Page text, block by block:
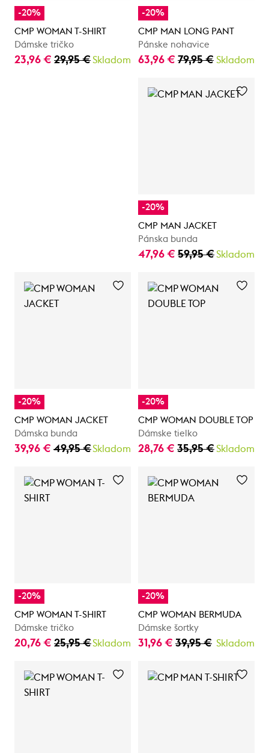
-20%
CMP WOMAN T-SHIRT
Dámske tričko
23,96 € 29,95 €Skladom
-20%
CMP MAN LONG PANT
Pánske nohavice
63,96 € 79,95 € Skladom
-20%
CMP MAN JACKET
Pánska bunda
47,96 € 59,95 €Skladom
-20%
CMP WOMAN JACKET
Dámska bunda
39,96 € 49,95 €Skladom
-20%
CMP WOMAN DOUBLE TOP
Dámske tielko
28,76 € 35,95 €Skladom
-20%
CMP WOMAN T-SHIRT
Dámske tričko
20,76 € 25,95 €Skladom
-20%
CMP WOMAN BERMUDA
Dámske šortky
31,96 € 39,95 € Skladom